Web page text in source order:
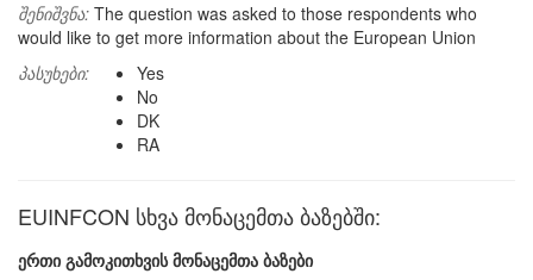
შენიშვნა: The question was asked to those respondents who
would like to get more information about the European Union
პასუხები:
Yes
No
DK
RA
EUINFCON სხვა მონაცემთა ბაზებში:
ერთი გამოკითხვის მონაცემთა ბაზები